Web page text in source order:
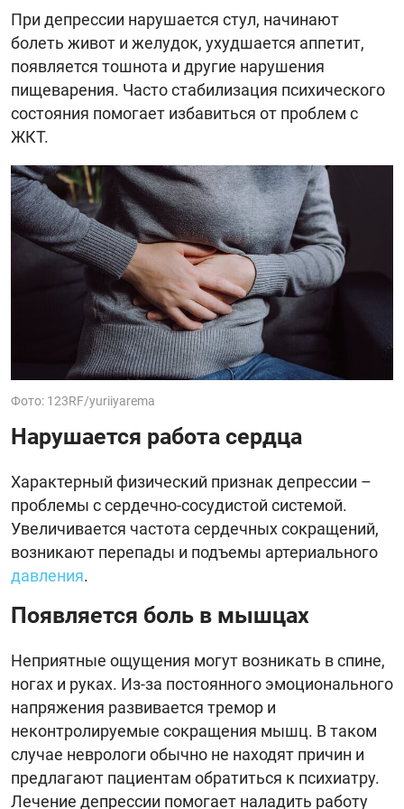
При депрессии нарушается стул, начинают
болеть живот и желудок, ухудшается аппетит,
появляется тошнота и другие нарушения
пищеварения. Часто стабилизация психического
состояния помогает избавиться от проблем с
ЖКТ.
Фото: 123RF/yuriiyarema
Нарушается работа сердца
Характерный физический признак депрессии –
проблемы с сердечно-сосудистой системой.
Увеличивается частота сердечных сокращений,
возникают перепады и подъемы артериального
давления.
Появляется боль в мышцах
Неприятные ощущения могут возникать в спине,
ногах и руках. Из-за постоянного эмоционального
напряжения развивается тремор и
неконтролируемые сокращения мышц. В таком
случае неврологи обычно не находят причин и
предлагают пациентам обратиться к психиатру.
Лечение депрессии помогает наладить работу